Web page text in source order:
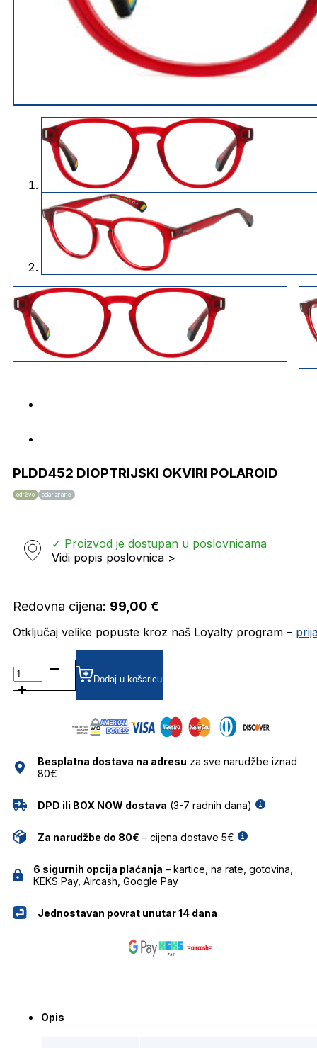
PLDD452 DIOPTRIJSKI OKVIRI POLAROID
održivo polarizirane
✓ Proizvod je dostupan u poslovnicama
Vidi popis poslovnica >
Redovna cijena: 99,00 €
Otključaj velike popuste kroz naš Loyalty program –
PLDD452 DIOPTRIJSKI
OKVIRI
POLAROID
Dodaj u košaricu
Besplatna dostava na adresu za sve narudžbe iznad
80€
DPD ili BOX NOW dostava (3-7 radnih dana)
Za narudžbe do 80€ – cijena dostave 5€
6 sigurnih opcija plaćanja – kartice, na rate, gotovina,
KEKS Pay, Aircash, Google Pay
Jednostavan povrat unutar 14 dana
Opis